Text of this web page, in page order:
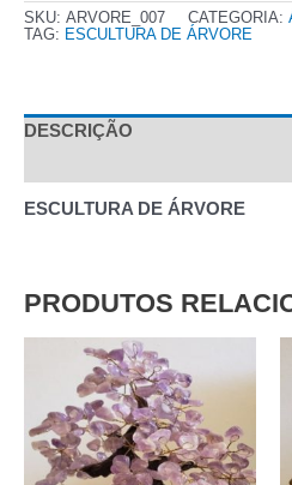
SKU: ARVORE_007 CATEGORIA:
TAG: ESCULTURA DE ÁRVORE
DESCRIÇÃO
ESCULTURA DE ÁRVORE
PRODUTOS